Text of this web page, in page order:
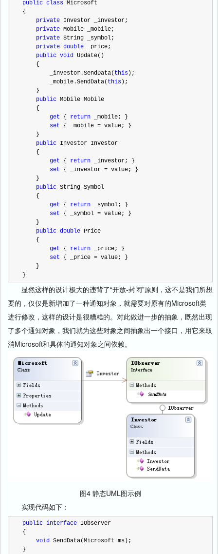
public class Microsoft
{
private Investor _investor;
private Mobile _mobile;
private String _symbol;
private double _price;
public void Update()
    {
        _investor.SendData(
this );
        _mobile.SendData(
this );
    }
public Mobile Mobile
    {
get { return _mobile; }
set { _mobile = value; }
    }
public Investor Investor
    {
get { return _investor; }
set { _investor = value; }
    }
public String Symbol
    {
get { return _symbol; }
set { _symbol = value; }
    }
public double Price
    {
get { return _price; }
set { _price = value; }
    }
}
显然这样的设计极大的违背了“开放-封闭”原则，这不是我们所想
要的，仅仅是新增加了一种通知对象，就需要对原有的Microsoft类
进行修改，这样的设计是很糟糕的。对此做进一步的抽象，既然出现
了多个通知对象，我们就为这些对象之间抽象出一个接口，用它来取
消Microsoft和具体的通知对象之间依赖。
图4 静态UML图示例
实现代码如下：
public interface IObserver
{
void SendData(Microsoft ms);
}